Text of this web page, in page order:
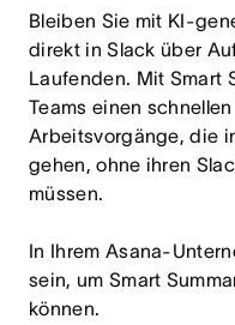
Bleiben Sie mit KI-
direkt in Slack über
Laufenden. Mit Smart
Teams einen
Arbeitsvorgänge, die
gehen, ohne ihren
müssen.
In Ihrem Asana-
sein, um Smart
können.